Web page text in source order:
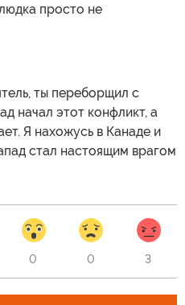
просто не
ты переборщил с
начал этот конфликт, а
Я нахожусь в Канаде и
стал настоящим врагом
0 0 3